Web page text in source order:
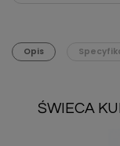
Opis
ŚWIECA